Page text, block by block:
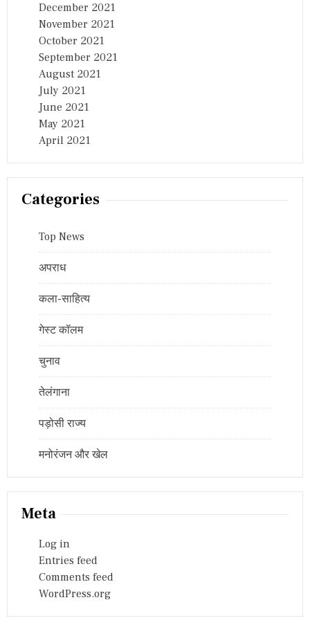
December 2021
November 2021
October 2021
September 2021
August 2021
July 2021
June 2021
May 2021
April 2021
Categories
Top News
अपराध
कला-साहित्य
गेस्ट कॉलम
चुनाव
तेलंगाना
पड़ोसी राज्य
मनोरंजन और खेल
Meta
Log in
Entries feed
Comments feed
WordPress.org